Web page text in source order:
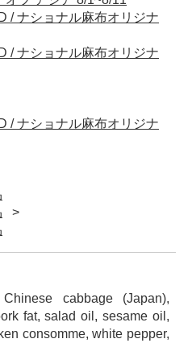
/ ナショナル麻布オリジナ
/ ナショナル麻布オリジナ
/ ナショナル麻布オリジナ
Chinese cabbage (Japan),
fat, salad oil, sesame oil,
consomme, white pepper,